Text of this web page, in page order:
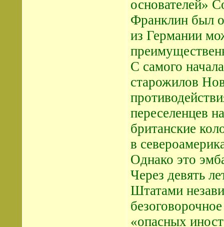
основателей»
Франклин был
из Германии
С самого
старожилов
переселенцев
британские
в
Однако это
Через девять
Штатами
«опасных